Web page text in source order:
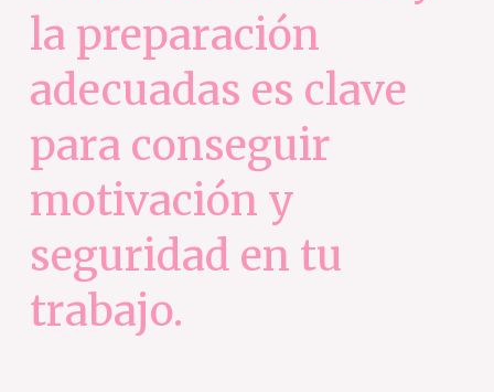
la preparación
adecuadas es clave
para conseguir
motivación y
seguridad en tu
trabajo.